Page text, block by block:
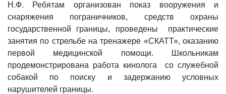
Н.Ф. Ребятам организован показ вооружения и
снаряжения пограничников, средств охраны
государственной границы, проведены практические
занятия по стрельбе на тренажере «СКАТТ», оказанию
первой медицинской помощи. Школьникам
продемонстрирована работа кинолога со служебной
собакой по поиску и задержанию условных
нарушителей границы.